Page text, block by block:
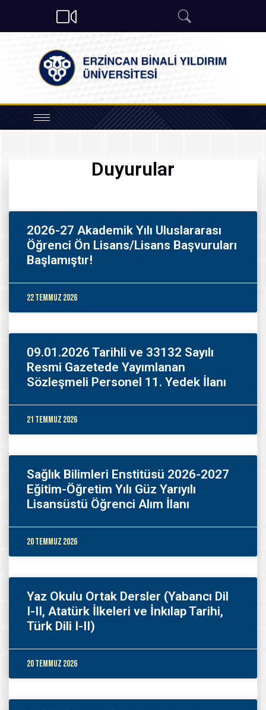
Duyurular
2026-27 Akademik Yılı Uluslararası
Öğrenci Ön Lisans/Lisans Başvuruları
Başlamıştır!
22 Temmuz 2026
09.01.2026 Tarihli ve 33132 Sayılı
Resmi Gazetede Yayımlanan
Sözleşmeli Personel 11. Yedek İlanı
21 Temmuz 2026
Sağlık Bilimleri Enstitüsü 2026-2027
Eğitim-Öğretim Yılı Güz Yarıyılı
Lisansüstü Öğrenci Alım İlanı
20 Temmuz 2026
Yaz Okulu Ortak Dersler (Yabancı Dil
I-II, Atatürk İlkeleri ve İnkılap Tarihi,
Türk Dili I-II)
20 Temmuz 2026